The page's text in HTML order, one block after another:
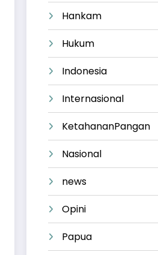
Hankam
Hukum
Indonesia
Internasional
KetahananPangan
Nasional
news
Opini
Papua